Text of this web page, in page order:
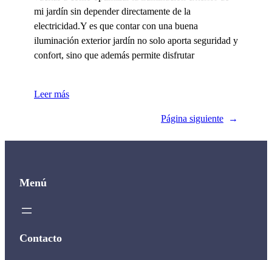
mi jardín sin depender directamente de la
electricidad.Y es que contar con una buena
iluminación exterior jardín no solo aporta seguridad y
confort, sino que además permite disfrutar
Leer más
Página siguiente →
Menú
Contacto